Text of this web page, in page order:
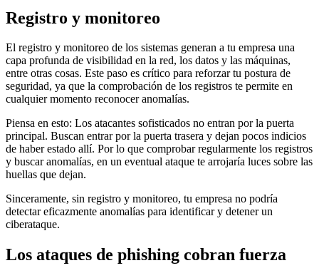
Registro y monitoreo
El registro y monitoreo de los sistemas generan a tu empresa una
capa profunda de visibilidad en la red, los datos y las máquinas,
entre otras cosas. Este paso es crítico para reforzar tu postura de
seguridad, ya que la comprobación de los registros te permite en
cualquier momento reconocer anomalías.
Piensa en esto: Los atacantes sofisticados no entran por la puerta
principal. Buscan entrar por la puerta trasera y dejan pocos indicios
de haber estado allí. Por lo que comprobar regularmente los registros
y buscar anomalías, en un eventual ataque te arrojaría luces sobre las
huellas que dejan.
Sinceramente, sin registro y monitoreo, tu empresa no podría
detectar eficazmente anomalías para identificar y detener un
ciberataque.
Los ataques de phishing cobran fuerza